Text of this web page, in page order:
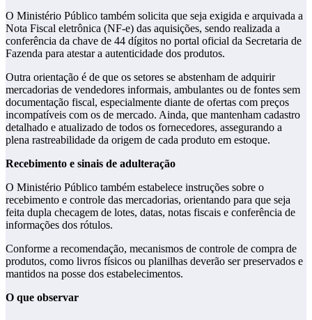
O Ministério Público também solicita que seja exigida e arquivada a
Nota Fiscal eletrônica (NF-e) das aquisições, sendo realizada a
conferência da chave de 44 dígitos no portal oficial da Secretaria de
Fazenda para atestar a autenticidade dos produtos.
Outra orientação é de que os setores se abstenham de adquirir
mercadorias de vendedores informais, ambulantes ou de fontes sem
documentação fiscal, especialmente diante de ofertas com preços
incompatíveis com os de mercado. Ainda, que mantenham cadastro
detalhado e atualizado de todos os fornecedores, assegurando a
plena rastreabilidade da origem de cada produto em estoque.
Recebimento e sinais de adulteração
O Ministério Público também estabelece instruções sobre o
recebimento e controle das mercadorias, orientando para que seja
feita dupla checagem de lotes, datas, notas fiscais e conferência de
informações dos rótulos.
Conforme a recomendação, mecanismos de controle de compra de
produtos, como livros físicos ou planilhas deverão ser preservados e
mantidos na posse dos estabelecimentos.
O que observar